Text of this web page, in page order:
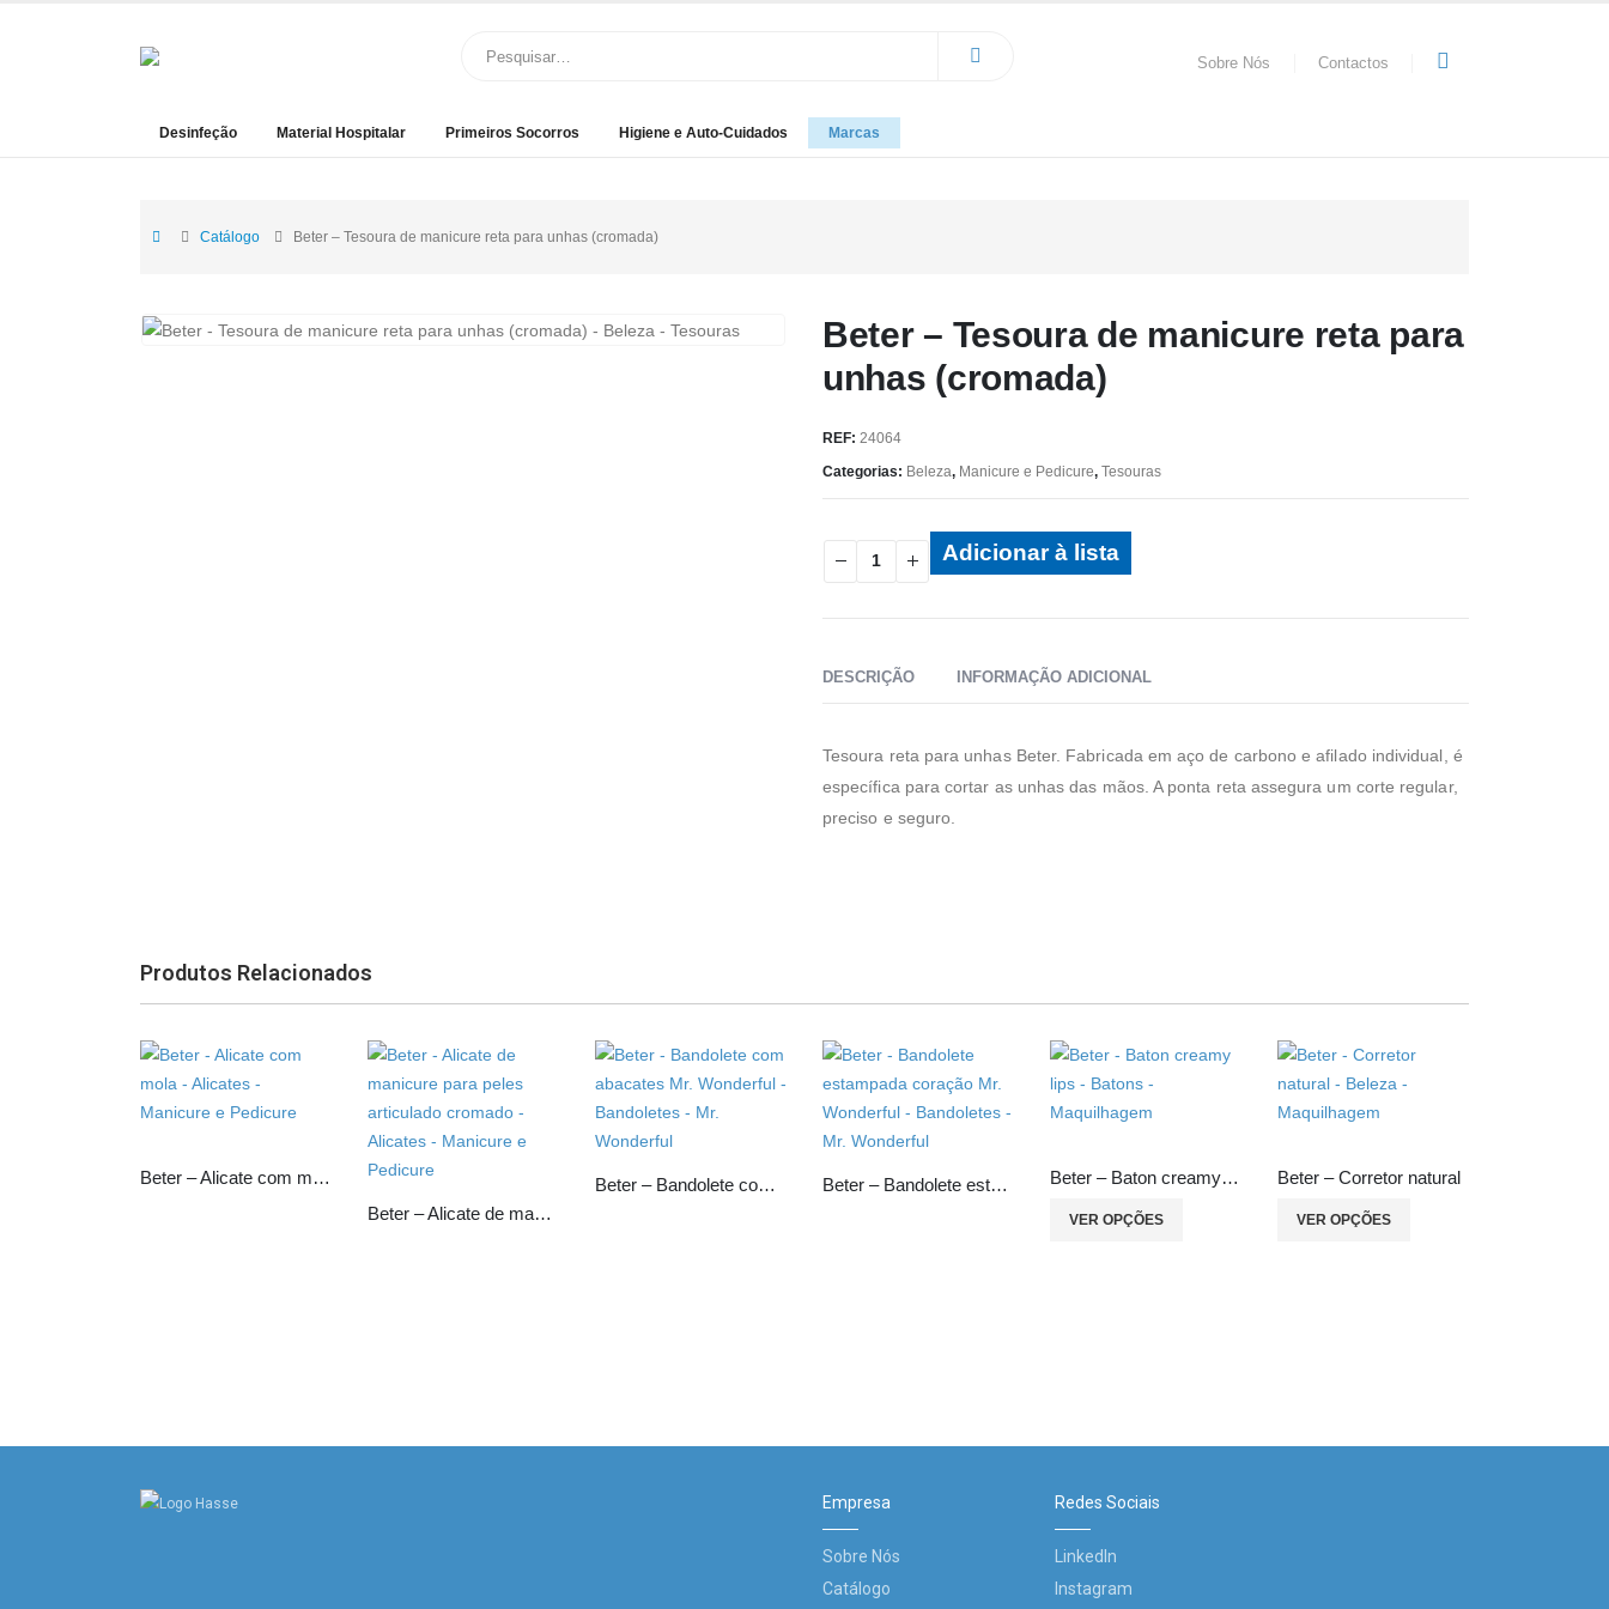
Sobre Nós Contactos
Desinfeção Material Hospitalar Primeiros Socorros Higiene e Auto-Cuidados Marcas
Catálogo Beter – Tesoura de manicure reta para unhas (cromada)
Beter – Tesoura de manicure reta para
unhas (cromada)
REF: 24064
Categorias: Beleza, Manicure e Pedicure, Tesouras
Adicionar à lista
DESCRIÇÃO INFORMAÇÃO ADICIONAL
Tesoura reta para unhas Beter. Fabricada em aço de carbono e afilado individual, é
específica para cortar as unhas das mãos. A ponta reta assegura um corte regular,
preciso e seguro.
Produtos Relacionados
Beter – Alicate com mola
Beter – Alicate de manicure para peles articulado cromado
Beter – Bandolete com abacates Mr. Wonderful Beter – Bandolete estampada coração Mr. Wonderful Beter – Baton creamy lips
VER OPÇÕES
Beter – Corretor natural
VER OPÇÕES
Empresa
Sobre Nós
Catálogo
Redes Sociais
LinkedIn
Instagram